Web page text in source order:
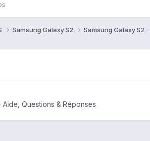
Samsung Galaxy S2 Samsung Galaxy S2
Aide, Questions & Réponses